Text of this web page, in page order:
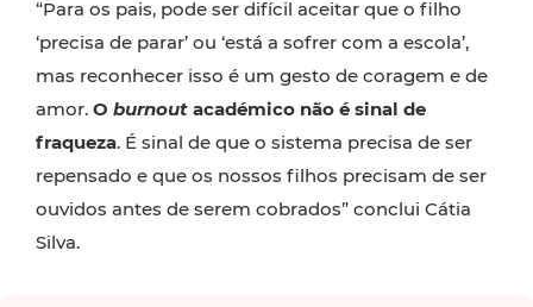
“Para os pais, pode ser difícil aceitar que o filho
‘precisa de parar’ ou ‘está a sofrer com a escola’,
mas reconhecer isso é um gesto de coragem e de
amor. O burnout académico não é sinal de
fraqueza. É sinal de que o sistema precisa de ser
repensado e que os nossos filhos precisam de ser
ouvidos antes de serem cobrados” conclui Cátia
Silva.